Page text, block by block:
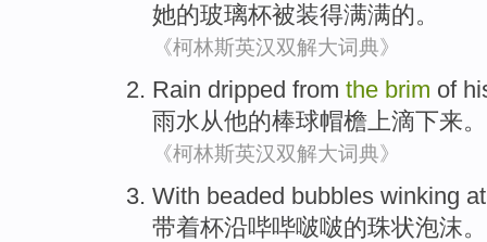
她的玻璃杯被装得满满的。
《柯林斯英汉双解大词典》
Rain dripped from the brim of
雨水从他的棒球帽檐上滴下来。
《柯林斯英汉双解大词典》
With beaded bubbles winking at
带着杯沿哔哔啵啵的珠状泡沫。